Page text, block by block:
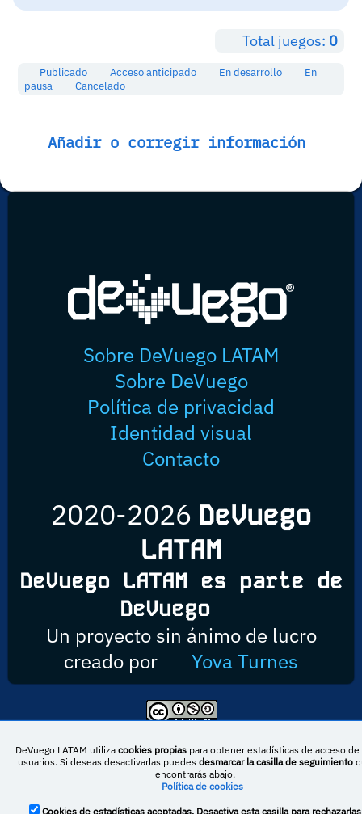
Total juegos: 0
Publicado Acceso anticipado En desarrollo
En
pausa
Cancelado
Añadir o corregir información
Sobre DeVuego LATAM
Sobre DeVuego
Política de privacidad
Identidad visual
Contacto
2020-2026 DeVuego
LATAM
DeVuego LATAM es parte de
DeVuego
Un proyecto sin ánimo de lucro
creado por
Yova Turnes
DeVuego LATAM utiliza cookies propiaspara obtener estadísticas de acceso de
usuarios. Si deseas desactivarlas puedes desmarcar la casilla de seguimiento
encontrarás abajo.
Política de cookies
Cookies de estadísticas aceptadas. Desactiva esta casilla para